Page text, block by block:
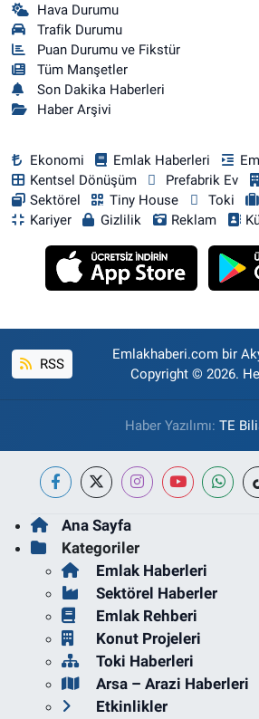
Hava Durumu
Trafik Durumu
Puan Durumu ve Fikstür
Tüm Manşetler
Son Dakika Haberleri
Haber Arşivi
Ekonomi Emlak Haberleri
Kentsel Dönüşüm
Prefabrik Ev
Sektörel
Tiny House Toki
Kariyer
Gizlilik Reklam
RSS
Emlakhaberi.com bir
Copyright © 2026.
Haber Yazılımı: TE
Ana Sayfa
Kategoriler
Emlak Haberleri
Sektörel Haberler
Emlak Rehberi
Konut Projeleri
Toki Haberleri
Arsa – Arazi Haberleri
Etkinlikler